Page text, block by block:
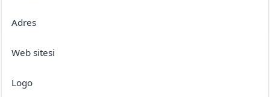
Adres
Web sitesi
Logo